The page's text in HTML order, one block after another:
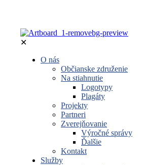
✕
O nás
Občianske združenie
Na stiahnutie
Logotypy
Plagáty
Projekty
Partneri
Zverejňovanie
Výročné správy
Ďalšie
Kontakt
Služby